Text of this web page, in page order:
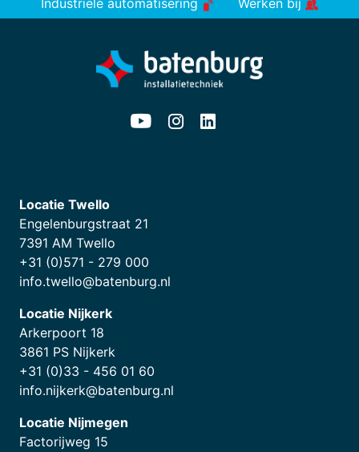
Industriële automatisering
Werken bij
Locatie Twello
Engelenburgstraat 21
7391 AM Twello
+31 (0)571 - 279 000
info.twello@batenburg.nl
Locatie Nijkerk
Arkerpoort 18
3861 PS Nijkerk
+31 (0)33 - 456 01 60
info.nijkerk@batenburg.nl
Locatie Nijmegen
Factorijweg 15